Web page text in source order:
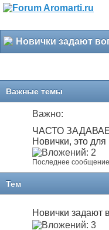
Новички задают
Важные темы
Важно:
ЧАСТО
Новички, это для
Последнее
Тем
Новички задают